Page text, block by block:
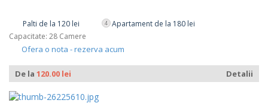
Palti de la 120 lei 4 Apartament de la 180 lei
Capacitate: 28 Camere
Ofera o nota - rezerva acum
De la 120.00 lei Detalii